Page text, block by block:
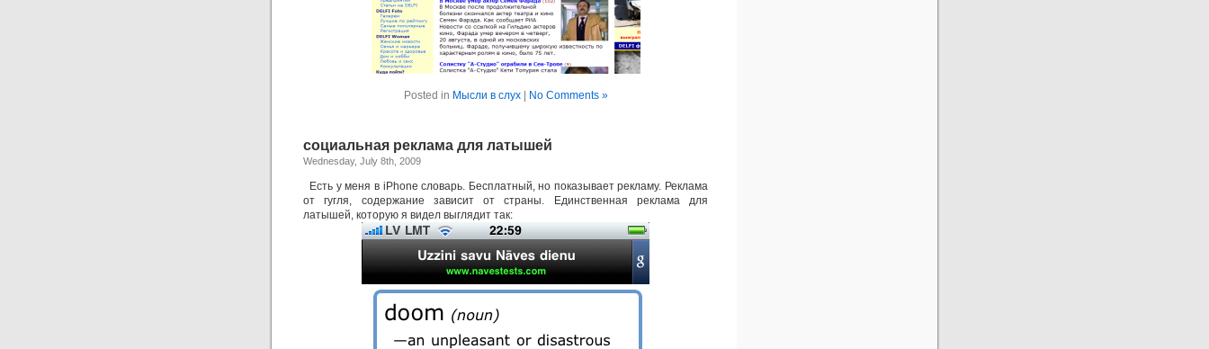
Posted in Мысли в слух| No Comments »
социальная реклама для латышей
Wednesday, July 8th, 2009
Есть у меня в iPhone словарь. Бесплатный, но показывает рекламу. Реклама
от гугля, содержание зависит от страны. Единственная реклама для
латышей, которую я видел выглядит так: